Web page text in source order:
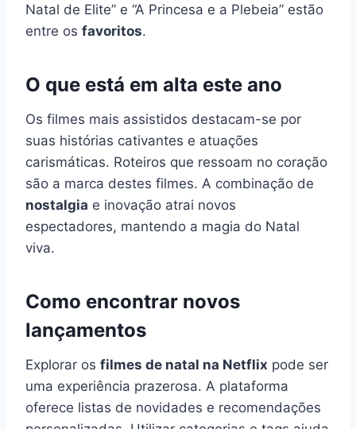
Natal de Elite” e “A Princesa e a Plebeia” estão
entre os favoritos.
O que está em alta este ano
Os filmes mais assistidos destacam-se por
suas histórias cativantes e atuações
carismáticas. Roteiros que ressoam no coração
são a marca destes filmes. A combinação de
nostalgia e inovação atrai novos
espectadores, mantendo a magia do Natal
viva.
Como encontrar novos
lançamentos
Explorar os filmes de natal na Netflix pode ser
uma experiência prazerosa. A plataforma
oferece listas de novidades e recomendações